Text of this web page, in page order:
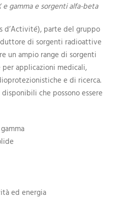
gamma e sorgenti alfa-beta
d’Activité), parte del gruppo
di sorgenti radioattive
un ampio range di sorgenti
applicazioni medicali,
e di ricerca.
che possono essere
ed energia